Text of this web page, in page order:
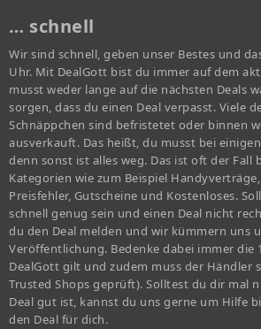
… schnell
Wir sind schnell, geben unser Bestes und
Uhr. Mit DealGott bist du immer auf dem
musst weder lange auf die nächsten Deals
sorgen, dass du einen Deal verpasst. Viele
Schnäppchen sind befristetet oder binnen
ausverkauft. Das heißt, du musst bei
denn sonst ist alles weg. Das ist oft der Fall
Kategorien wie zum Beispiel
Preisfehler, Gutscheine und Kostenloses.
schnell genug sein und einen Deal nicht
du den Deal melden und wir kümmern uns
Veröffentlichung. Bedenke dabei immer die
DealGott gilt und zudem muss der Händler
Trusted Shops geprüft). Solltest du dir mal
Deal gut ist, kannst du uns gerne um Hilfe
den Deal für dich.